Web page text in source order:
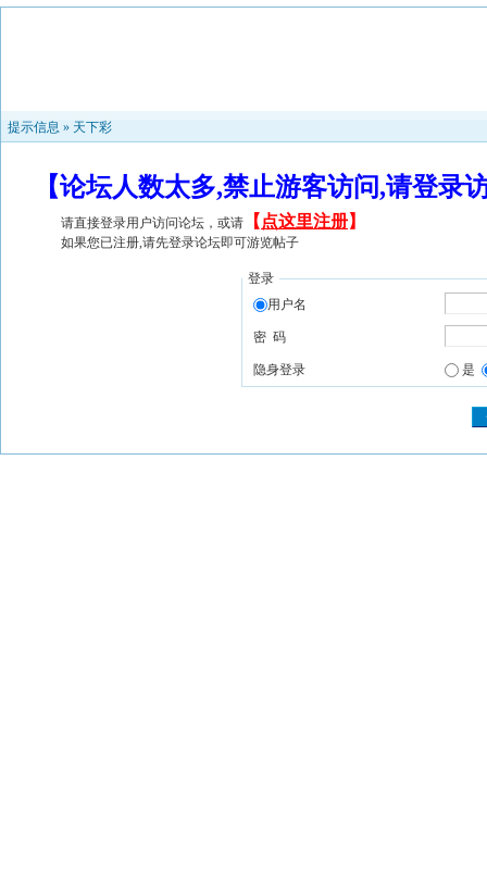
提示信息 » 天下彩
【论坛人数太多,禁止游客访问,请登
请直接登录用户访问论坛，或请 【 点这里注册】
如果您已注册,请先登录论坛即可游览帖子
登录
用户名
密 码
隐身登录 是